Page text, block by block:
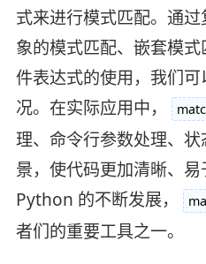
式来进行模式匹配。通
象的模式匹配、嵌套模
件表达式的使用，我们
况。在实际应用中，
理、命令行参数处理、
景，使代码更加清晰、
Python 的不断发展，
者们的重要工具之一。